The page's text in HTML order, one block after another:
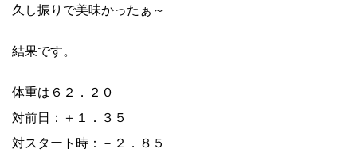
久し振りで美味かったぁ～
結果です。
体重は６２．２０
対前日：＋１．３５
対スタート時：－２．８５